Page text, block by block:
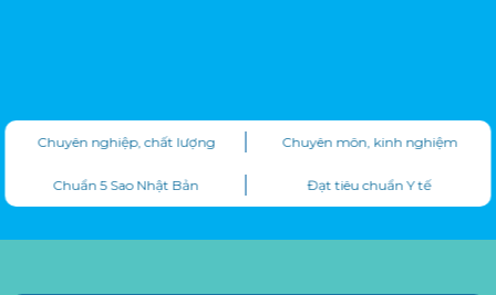
Chuyên nghiệp, chất lượng Chuyên môn, kinh nghiệm
Chuẩn 5 Sao Nhật Bản Đạt tiêu chuẩn Y tế